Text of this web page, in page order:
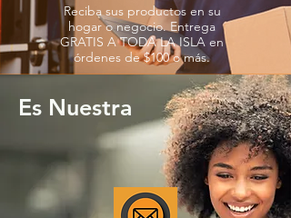
Reciba sus productos en su
hogar o negocio. Entrega
GRATIS A TODA LA ISLA en
órdenes de $100 o más.
Es Nuestra